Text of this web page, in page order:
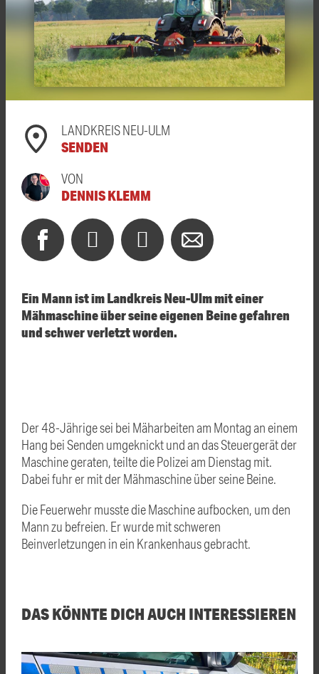
LANDKREIS NEU-ULM
SENDEN
VON
DENNIS KLEMM
Ein Mann ist im Landkreis Neu-Ulmmit einer
Mähmaschine über seine eigenen Beine gefahren
und schwer verletzt worden.
Der 48-Jährige sei bei Mäharbeiten am Montag an einem
Hang bei Senden umgeknickt und an das Steuergerät der
Maschine geraten, teilte die Polizei am Dienstag mit.
Dabei fuhr er mit der Mähmaschine über seine Beine.
Die Feuerwehr musste die Maschine aufbocken, um den
Mann zu befreien. Er wurde mit schweren
Beinverletzungen in ein Krankenhaus gebracht.
DAS KÖNNTE DICH AUCH INTERESSIEREN